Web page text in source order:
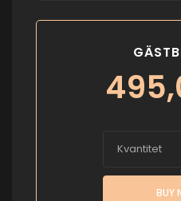
Kvantitet
BUY